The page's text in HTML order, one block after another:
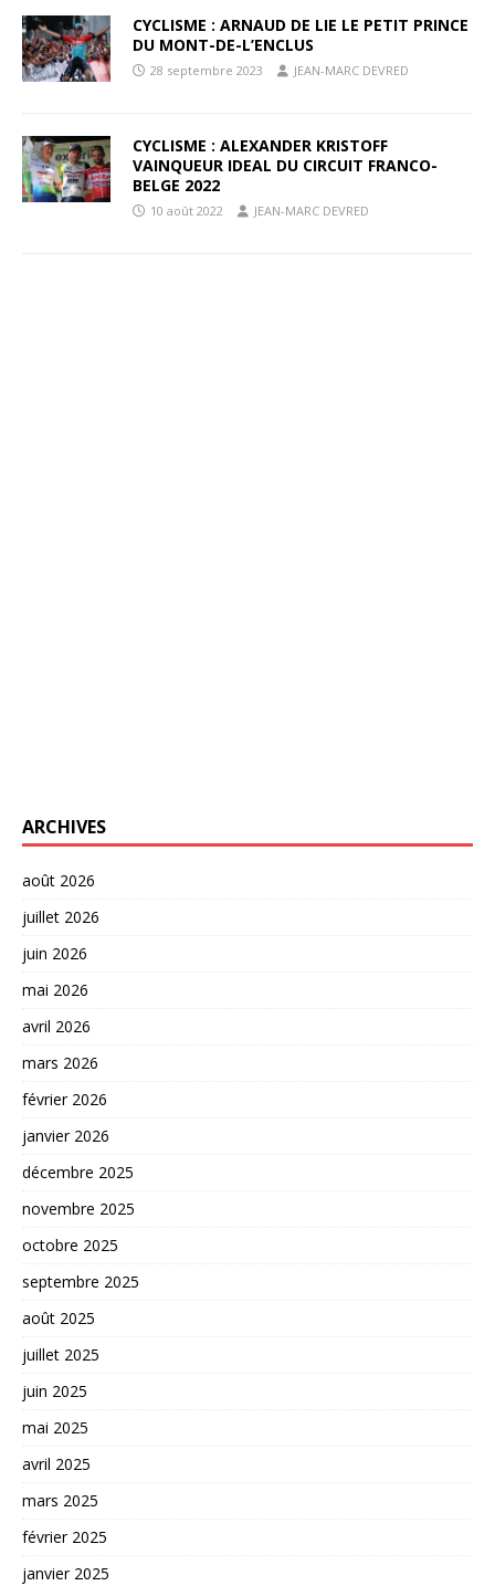
CYCLISME : ARNAUD DE LIE LE PETIT PRINCE
DU MONT-DE-L’ENCLUS
28 septembre 2023 JEAN-MARC DEVRED
CYCLISME : ALEXANDER KRISTOFF
VAINQUEUR IDEAL DU CIRCUIT FRANCO-
BELGE 2022
10 août 2022 JEAN-MARC DEVRED
ARCHIVES
août 2026
juillet 2026
juin 2026
mai 2026
avril 2026
mars 2026
février 2026
janvier 2026
décembre 2025
novembre 2025
octobre 2025
septembre 2025
août 2025
juillet 2025
juin 2025
mai 2025
avril 2025
mars 2025
février 2025
janvier 2025